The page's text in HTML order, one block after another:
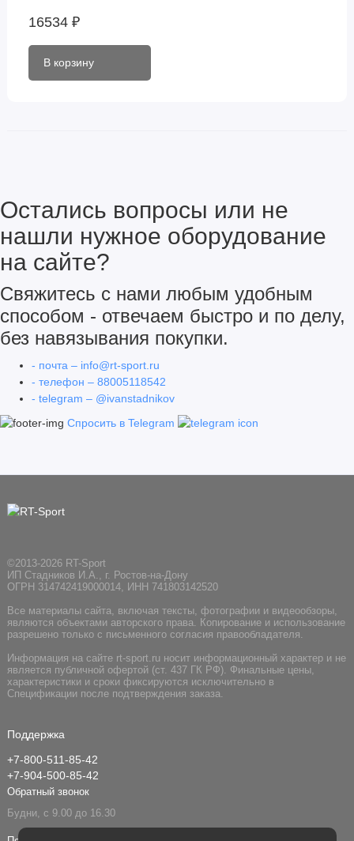
16534 ₽
В корзину
Остались вопросы или не
нашли нужное оборудование
на сайте?
Cвяжитесь с нами любым удобным
способом - отвечаем быстро и по делу,
без навязывания покупки.
- почта – info@rt-sport.ru
- телефон – 88005118542
- telegram – @ivanstadnikov
Спросить в Telegram
©2013-2026 RT-Sport
ИП Стадников И.А., г. Ростов-на-Дону
ОГРН 314742419000014, ИНН 741803142520
Все материалы сайта, включая тексты, фотографии и видеообзоры,
являются объектами авторского права. Копирование и использование
разрешено только с письменного согласия правообладателя.
Информация на сайте rt-sport.ru носит информационный характер и не
является публичной офертой (ст. 437 ГК РФ). Финальные цены,
характеристики и сроки фиксируются исключительно в
Спецификации после подтверждения заказа.
Поддержка
+7-800-511-85-42
+7-904-500-85-42
Обратный звонок
Будни, с 9.00 до 16.30